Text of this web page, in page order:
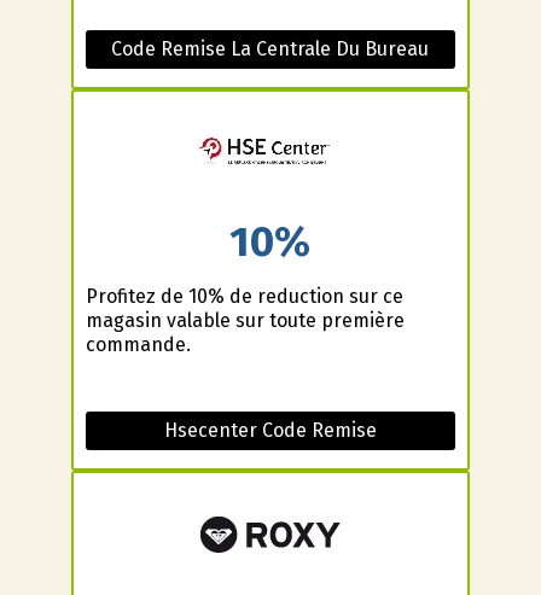
Code Remise La Centrale Du Bureau
10%
Profitez de 10% de reduction sur ce
magasin valable sur toute première
commande.
Hsecenter Code Remise